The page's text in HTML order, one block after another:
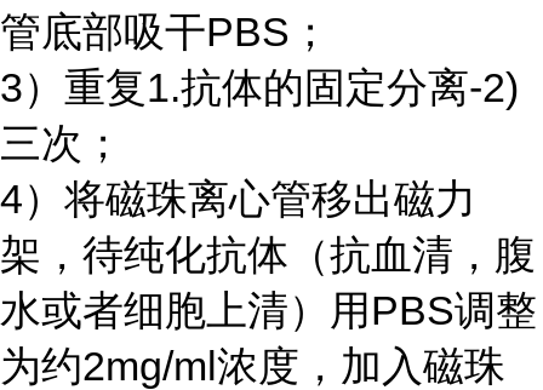
管底部吸干PBS ；
3）重复1.抗体的固定分离-2)
三次；
4）将磁珠离心管移出磁力
架，待纯化抗体（抗血清，腹
水或者细胞上清）用 PBS调整
为约2mg/ml浓度，加入磁珠